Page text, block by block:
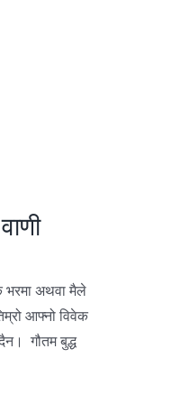
भरमा अथवा मैले
आफ्नो विवेक
गौतम बुद्ध